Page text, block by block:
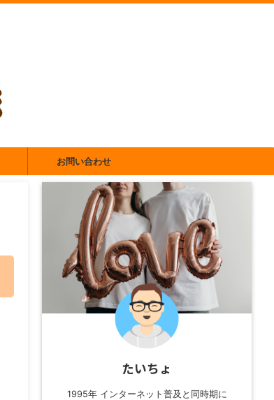
お問い合わせ
たいちょ
1995年 インターネット普及と同時期に